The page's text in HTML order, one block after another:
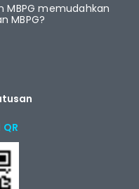
MBPG memudahkan
MBPG?